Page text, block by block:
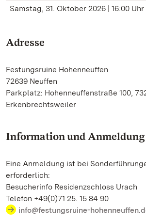
Samstag, 31. Oktober 2026 | 16:00 Uhr
Adresse
Festungsruine Hohenneuffen
72639 Neuffen
Parkplatz: Hohenneuffenstraße 100,
Erkenbrechtsweiler
Information und Anmeldung
Eine Anmeldung ist bei
erforderlich:
Besucherinfo Residenzschloss Urach
Telefon +49(0)71 25. 15 84 90
info@festungsruine-